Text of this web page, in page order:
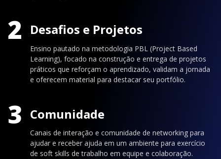
2 Desafios e Projetos
Ensino pautado na metodologia PBL (Project Based
Learning), focado na construção e entrega de projetos
práticos que reforçam o aprendizado, validam a jornada
e oferecem material para destacar seu portfólio.
3 Comunidade
Canais de interação e comunidade de networking para
ajudar e receber ajuda em um ambiente para exercício
de soft skills de trabalho em equipe e colaboração.